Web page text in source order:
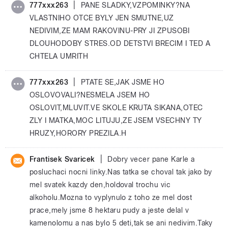
777xxx263
PANE SLADKY,VZPOMINKY?NA
VLASTNIHO OTCE BYLY JEN SMUTNE,UZ
NEDIVIM,ZE MAM RAKOVINU-PRY JI ZPUSOBI
DLOUHODOBY STRES.OD DETSTVI BRECIM I TED A
CHTELA UMRITH
777xxx263
PTATE SE,JAK JSME HO
OSLOVOVALI?NESMELA JSEM HO
OSLOVIT,MLUVIT.VE SKOLE KRUTA SIKANA,OTEC
ZLY I MATKA,MOC LITUJU,ZE JSEM VSECHNY TY
HRUZY,HORORY PREZILA.H
Frantisek Svaricek
Dobry vecer pane Karle a
posluchaci nocni linky.Nas tatka se choval tak jako by
mel svatek kazdy den,holdoval trochu vic
alkoholu.Mozna to vyplynulo z toho ze mel dost
prace,mely jsme 8 hektaru pudy a jeste delal v
kamenolomu a nas bylo 5 deti,tak se ani nedivim.Taky